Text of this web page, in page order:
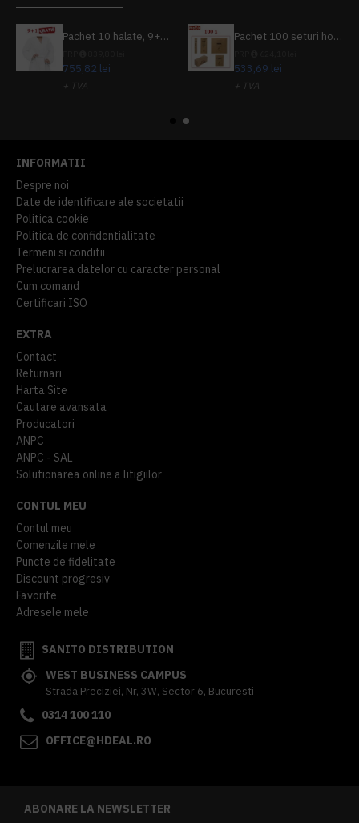
Pachet 10 halate, 9+1 gratuit
755,82 lei
+ TVA
Pachet 100 seturi hoteliere, set dentar, set barbierit, casca de dus, pila unghii, set cusut
533,69 lei
+ TVA
INFORMATII
Despre noi
Date de identificare ale societatii
Politica cookie
Politica de confidentialitate
Termeni si conditii
Prelucrarea datelor cu caracter personal
Cum comand
Certificari ISO
EXTRA
Contact
Returnari
Harta Site
Cautare avansata
Producatori
ANPC
ANPC - SAL
Solutionarea online a litigiilor
CONTUL MEU
Contul meu
Comenzile mele
Puncte de fidelitate
Discount progresiv
Favorite
Adresele mele
SANITO DISTRIBUTION
WEST BUSINESS CAMPUS
Strada Preciziei, Nr, 3W, Sector 6, Bucuresti
0314 100 110
OFFICE@HDEAL.RO
ABONARE LA NEWSLETTER